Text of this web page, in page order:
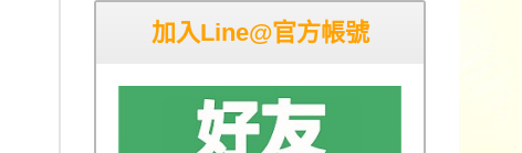
加入Line@官方帳號